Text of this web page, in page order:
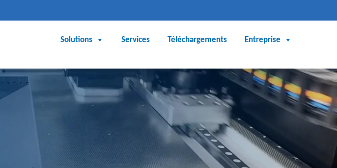
Solutions Services Téléchargements Entreprise